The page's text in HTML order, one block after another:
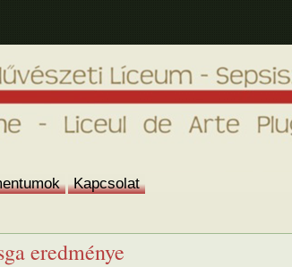
Kapcsolat
eredménye